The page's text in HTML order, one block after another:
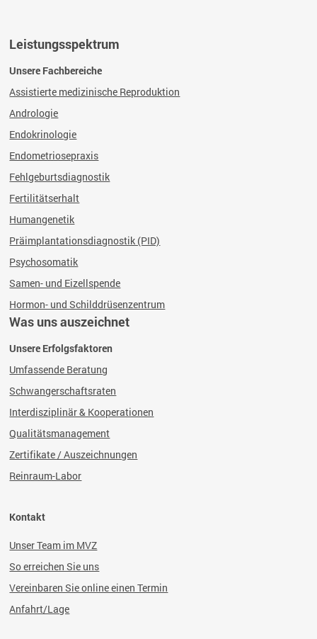
Leistungsspektrum
Unsere Fachbereiche
Assistierte medizinische Reproduktion
Andrologie
Endokrinologie
Endometriosepraxis
Fehlgeburtsdiagnostik
Fertilitätserhalt
Humangenetik
Präimplantationsdiagnostik (PID)
Psychosomatik
Samen- und Eizellspende
Hormon- und Schilddrüsenzentrum
Was uns auszeichnet
Unsere Erfolgsfaktoren
Umfassende Beratung
Schwangerschaftsraten
Interdisziplinär & Kooperationen
Qualitätsmanagement
Zertifikate / Auszeichnungen
Reinraum-Labor
Kontakt
Unser Team im MVZ
So erreichen Sie uns
Vereinbaren Sie online einen Termin
Anfahrt/Lage